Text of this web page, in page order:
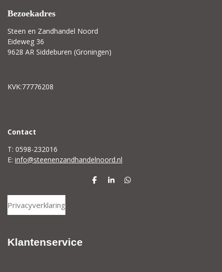
Bezoekadres
Steen en Zandhandel Noord
Eideweg 36
9628 AR Siddeburen (Groningen)
KVK:77776208
Contact
T: 0598-232016
E: info@steenenzandhandelnoord.nl
D
S
D
Privacyverklaring
Klantenservice